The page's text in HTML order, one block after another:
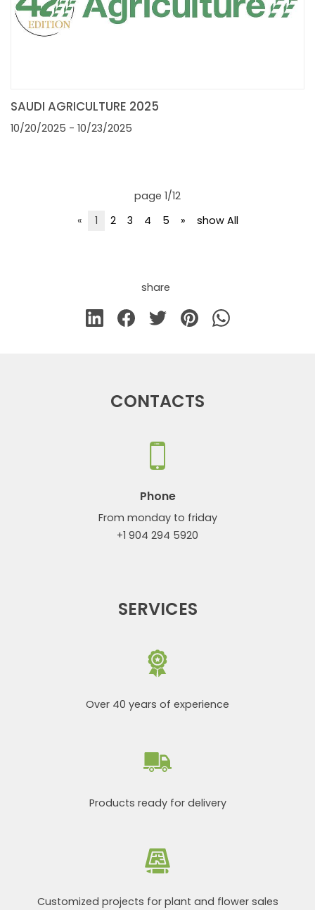
SAUDI AGRICULTURE 2025
10/20/2025 - 10/23/2025
page 1/12
«
1 2 3 4 5 » show All
share
CONTACTS
Phone
From monday to friday
+1 904 294 5920
SERVICES
Over 40 years of experience
Products ready for delivery
Customized projects for plant and flower sales